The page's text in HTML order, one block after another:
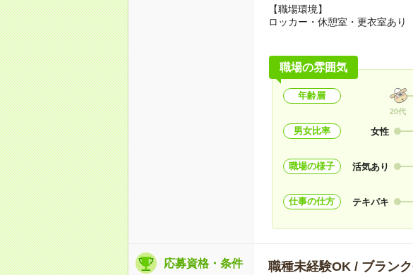
【職場環境】
ロッカー・休憩室・更衣室あり
職場の雰囲気
年齢層
20代
男女比率 女性
職場の様子 活気あり
仕事の仕方 テキパキ
応募資格・条件
職種未経験OK / ブラン